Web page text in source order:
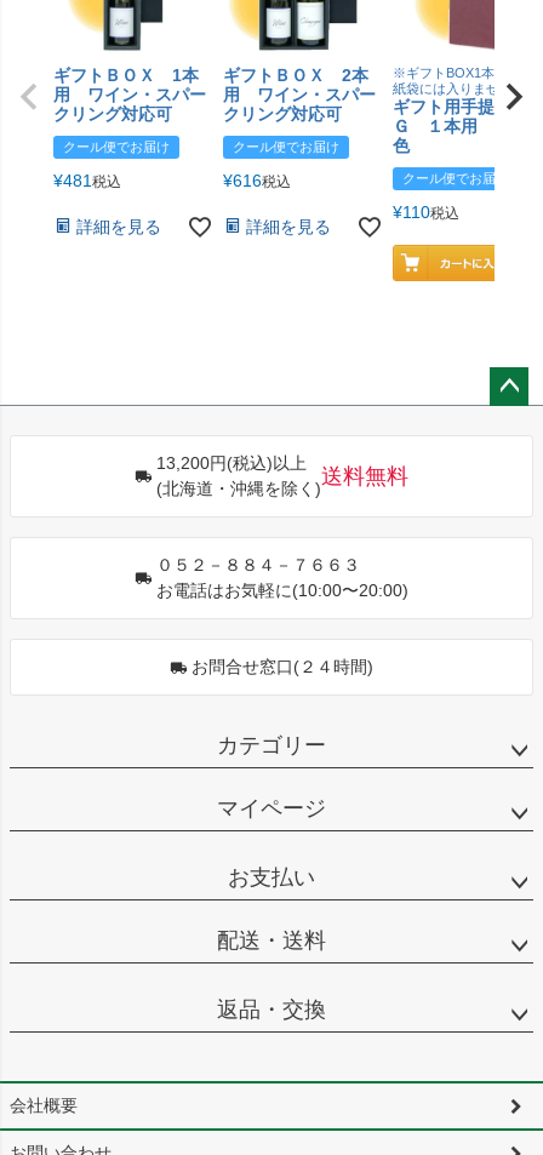
ギフトＢＯＸ 1本
用 ワイン・スパー
クリング対応可
クール便でお届け
¥481 税込
詳細を見る
ギフトＢＯＸ 2本
用 ワイン・スパー
クリング対応可
クール便でお届け
¥616税込
詳細を見る
※ギフトBOX1本用はこ
紙袋には入りません
ギフト用手提げＢ
Ｇ １本用 エン
色
クール便でお届け
¥110税込
13,200円(税込)以上
(北海道・沖縄を除く)
送料無料
０５２－８８４－７６６３
お電話はお気軽に(10:00〜20:00)
お問合せ窓口(２４時間)
カテゴリー
マイページ
お支払い
配送・送料
返品・交換
会社概要